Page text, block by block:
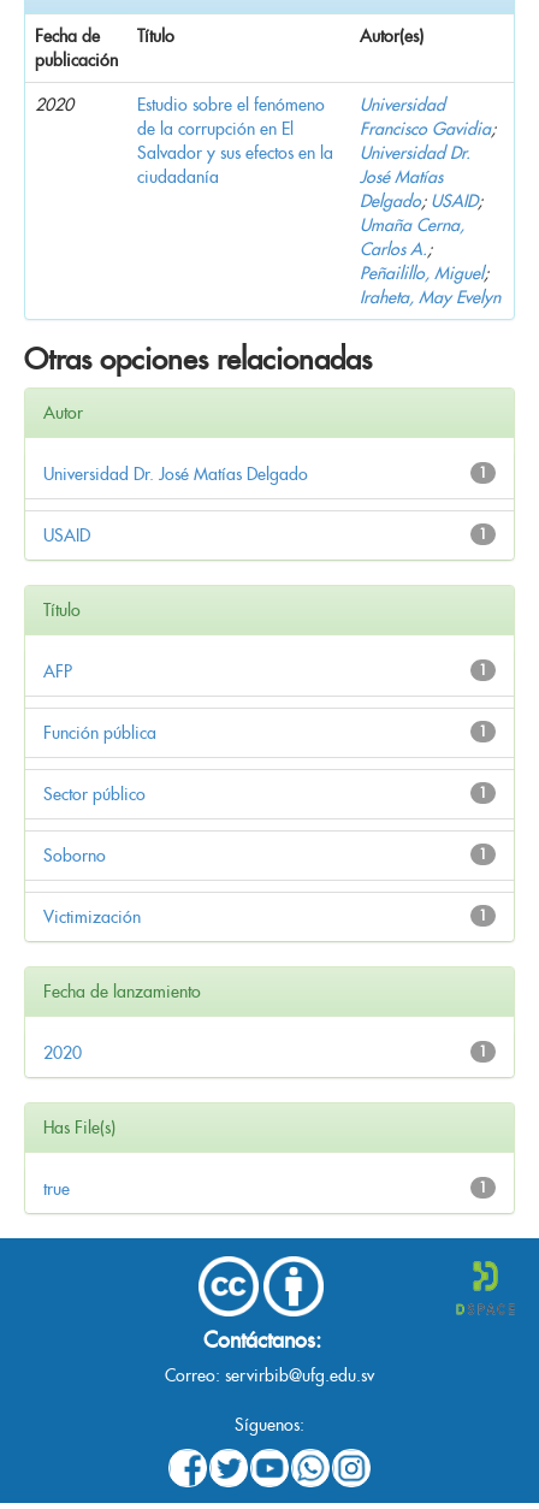
Fecha de
publicación
Título Autor(es)
2020
Estudio sobre el fenómeno
de la corrupción en El
Salvador y sus efectos en la
ciudadanía
Universidad
Francisco Gavidia;
Universidad Dr.
José Matías
Delgado; USAID;
Umaña Cerna,
Carlos A.;
Peñailillo, Miguel;
Iraheta, May Evelyn
Otras opciones relacionadas
Autor
1
Universidad Dr. José Matías Delgado
1
USAID
Título
1
AFP
1
Función pública
1
Sector público
1
Soborno
1
Victimización
Fecha de lanzamiento
1
2020
Has File(s)
1
true
Contáctanos:
Correo: servirbib@ufg.edu.sv
Síguenos: